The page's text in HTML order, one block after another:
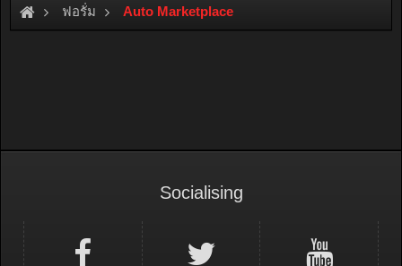
ฟอรั่ม Auto Marketplace
Socialising